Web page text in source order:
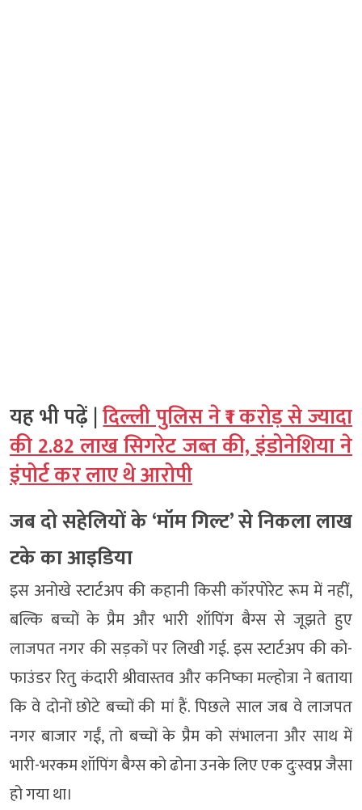
यह भी पढ़ें |दिल्ली पुलिस ने ₹1 करोड़ से ज्यादा
की 2.82 लाख सिगरेट जब्त की, इंडोनेशिया ने
इंपोर्ट कर लाए थे आरोपी
जब दो सहेलियों के ‘मॉम गिल्ट’ से निकला लाख
टके का आइडिया
इस अनोखे स्टार्टअप की कहानी किसी कॉरपोरेट रूम में नहीं,
बल्कि बच्चों के प्रैम और भारी शॉपिंग बैग्स से जूझते हुए
लाजपत नगर की सड़कों पर लिखी गई. इस स्टार्टअप की को-
फाउंडर रितु कंदारी श्रीवास्तव और कनिष्का मल्होत्रा ने बताया
कि वे दोनों छोटे बच्चों की मां हैं. पिछले साल जब वे लाजपत
नगर बाजार गईं, तो बच्चों के प्रैम को संभालना और साथ में
भारी-भरकम शॉपिंग बैग्स को ढोना उनके लिए एक दुःस्वप्न जैसा
हो गया था।